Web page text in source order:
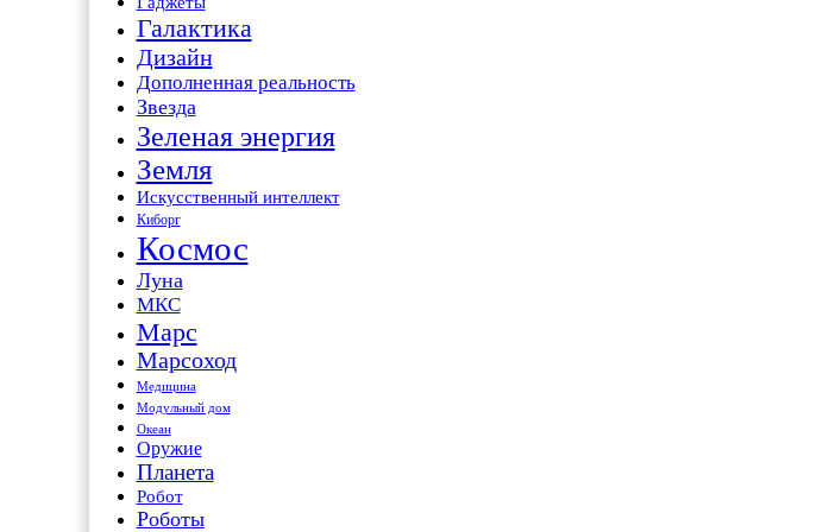
Галактика
Дизайн
Дополненная реальность
Звезда
Зеленая энергия
Земля
Искусственный интеллект
Киборг
Космос
Луна
МКС
Марс
Марсоход
Медицина
Модульный дом
Океан
Оружие
Планета
Робот
Роботы